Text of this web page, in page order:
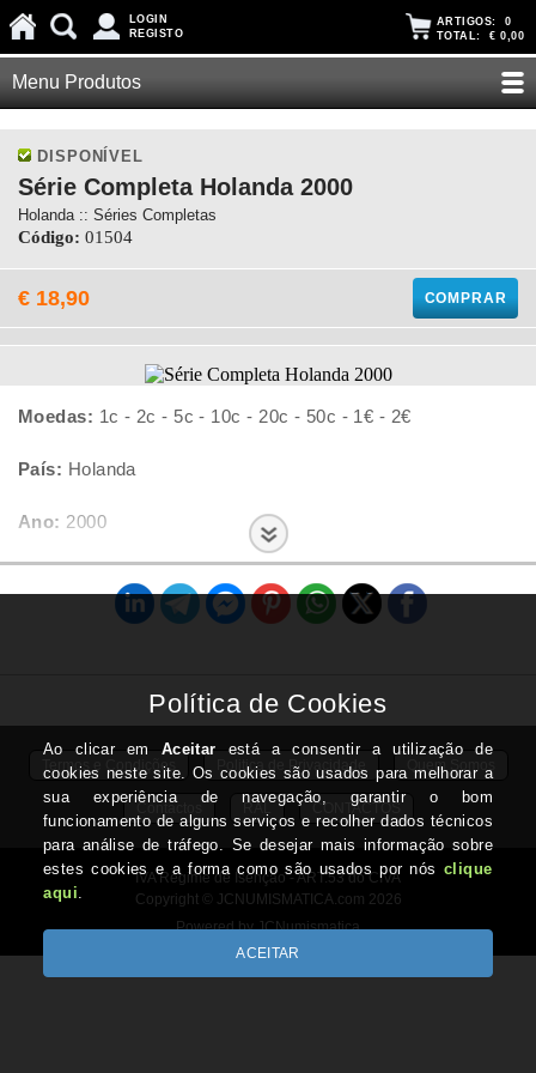
LOGIN
REGISTO
ARTIGOS: 0
TOTAL: € 0,00
Menu Produtos
DISPONÍVEL
Série Completa Holanda 2000
Holanda :: Séries Completas
Código: 01504
€ 18,90 COMPRAR
Moedas: 1c - 2c - 5c - 10c - 20c - 50c - 1€ - 2€
País: Holanda
Ano: 2000
Termos e Condições Politica de Privacidade Quem Somos
CONTACTOS
IVA Regime de Isenção - ART.53 do CIVA
Copyright © JCNUMISMATICA.com 2026
Powered by JCNumismatica